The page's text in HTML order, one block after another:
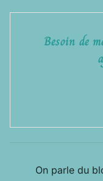
Besoin de
On parle du